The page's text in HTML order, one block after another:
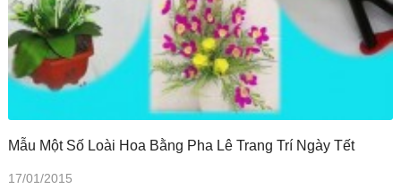
Mẫu Một Số Loài Hoa Bằng Pha Lê Trang Trí Ngày Tết
17/01/2015